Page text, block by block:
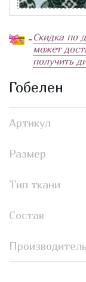
- Скидка по
может
получить
Гобелен
Артикул
Размер
Тип ткани
Состав
Производитель